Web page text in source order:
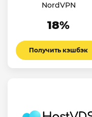
NordVPN
18%
Получить кэшбэк